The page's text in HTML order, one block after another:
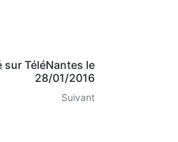
TéléNantes le
28/01/2016
Suivant